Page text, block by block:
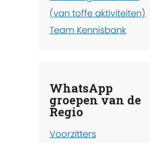
(van toffe aktiviteiten)
Team Kennisbank
WhatsApp
groepen van de
Regio
Voorzitters